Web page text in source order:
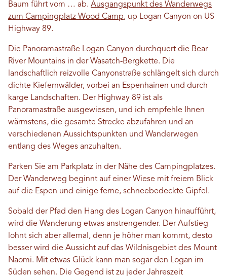
Baum führt vom … ab. Ausgangspunkt des Wanderwegs
zum Campingplatz Wood Camp, up Logan Canyon on US
Highway 89.
Die Panoramastraße Logan Canyon durchquert die Bear
River Mountains in der Wasatch-Bergkette. Die
landschaftlich reizvolle Canyonstraße schlängelt sich durch
dichte Kiefernwälder, vorbei an Espenhainen und durch
karge Landschaften. Der Highway 89 ist als
Panoramastraße ausgewiesen, und ich empfehle Ihnen
wärmstens, die gesamte Strecke abzufahren und an
verschiedenen Aussichtspunkten und Wanderwegen
entlang des Weges anzuhalten.
Parken Sie am Parkplatz in der Nähe des Campingplatzes.
Der Wanderweg beginnt auf einer Wiese mit freiem Blick
auf die Espen und einige ferne, schneebedeckte Gipfel.
Sobald der Pfad den Hang des Logan Canyon hinaufführt,
wird die Wanderung etwas anstrengender. Der Aufstieg
lohnt sich aber allemal, denn je höher man kommt, desto
besser wird die Aussicht auf das Wildnisgebiet des Mount
Naomi. Mit etwas Glück kann man sogar den Logan im
Süden sehen. Die Gegend ist zu jeder Jahreszeit